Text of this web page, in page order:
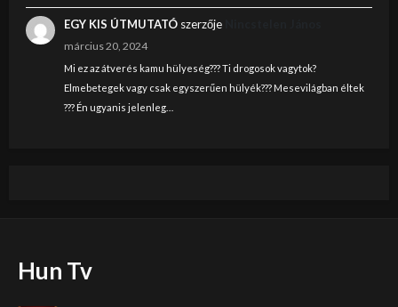
EGY KIS ÚTMUTATÓszerzője
március 20, 2024
Mi ez az átverés kamu hülyeség??? Ti drogosok vagytok?
Elmebetegek vagy csak egyszerűen hülyék??? Mesevilágban éltek
??? Én ugyanis jelenleg…
Hun Tv